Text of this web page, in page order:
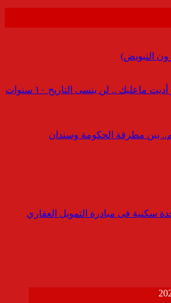
التبويض)
كلمة حق : د.شاكر أديت ماعليك .. لن ينسى التاريخ ١٠ سنوات
بين مطرقة الحكومة وسندان
سكنية فى مبادرة التمويل العقاري